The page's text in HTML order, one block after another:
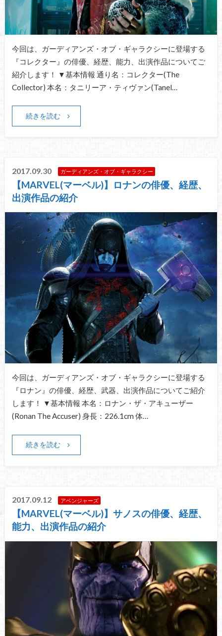
今回は、ガーディアンズ・オブ・ギャラクシーに登場する
『コレクター』の俳優、経歴、能力、出演作品についてご
紹介します！ ▼基本情報 通り名：コレクター(The
Collector) 本名：タニリーア・ティヴァン(Tanel…
続きを読む
2017.09.30 ガーディアンズ・オブ・ギャラクシー
【MARVEL(マーベル)】ロナンの俳優、経歴、
出演作品の紹介
今回は、ガーディアンズ・オブ・ギャラクシーに登場する
『ロナン』の俳優、経歴、武器、出演作品についてご紹介
します！ ▼基本情報 本名：ロナン・ザ・アキューザー
(Ronan The Accuser) 身長：226.1cm 体…
続きを読む
2017.09.12 アベンジャーズ
【MARVEL(マーベル)】サノスの俳優、経歴、
能力、出演作品の紹介